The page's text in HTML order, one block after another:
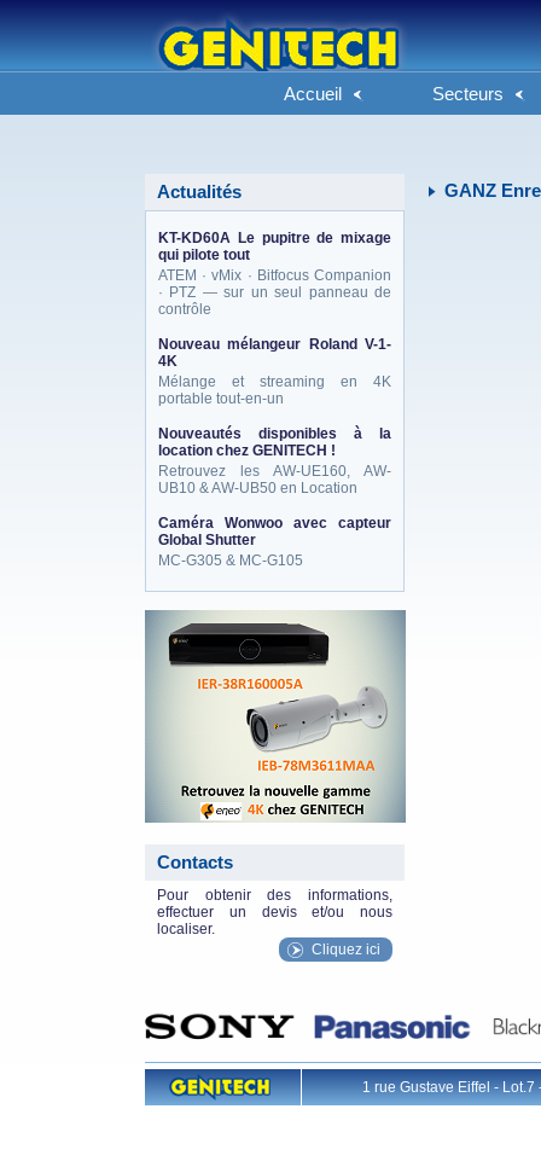
Accueil Secteurs
Actualités
KT-KD60A Le pupitre de mixage
qui pilote tout
ATEM · vMix · Bitfocus Companion
· PTZ — sur un seul panneau de
contrôle
Nouveau mélangeur Roland V-1-
4K
Mélange et streaming en 4K
portable tout-en-un
Nouveautés disponibles à la
location chez GENITECH !
Retrouvez les AW-UE160, AW-
UB10 & AW-UB50 en Location
Caméra Wonwoo avec capteur
Global Shutter
MC-G305 & MC-G105
Contacts
Pour obtenir des informations,
effectuer un devis et/ou nous
localiser.
Cliquez ici
GANZ
1 rue Gustave Eiffel -